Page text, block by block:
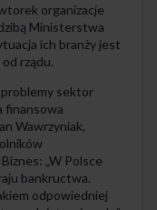
organizacje
Ministerstwa
ich branży jest
rządu.
sektor
finansowa
Wawrzyniak,
„W Polsce
bankructwa.
odpowiedniej